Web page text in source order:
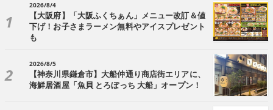
2026/8/4
【大阪府】「大阪ふくちぁん」メニュー改訂＆値
下げ！お子さまラーメン無料やアイスプレゼント
も
2026/8/5
【神奈川県鎌倉市】大船仲通り商店街エリアに、
海鮮居酒屋「魚貝 とろぼっち 大船」オープン！